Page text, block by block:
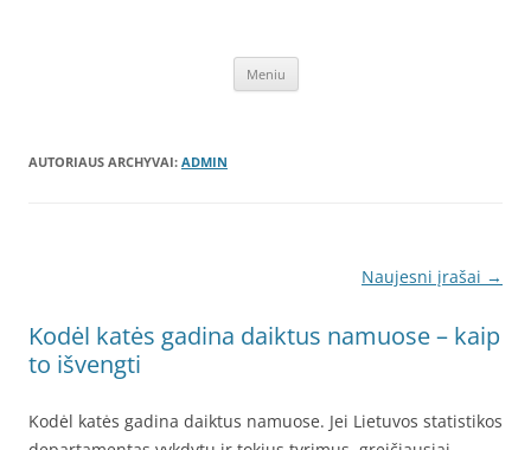
katinu nagu, internetu – pigiau. Lavinkite augintinius išleisdami mažiau
Meniu
AUTORIAUS ARCHYVAI: ADMIN
Naujesni įrašai →
Kodėl katės gadina daiktus namuose – kaip
to išvengti
Kodėl katės gadina daiktus namuose. Jei Lietuvos statistikos